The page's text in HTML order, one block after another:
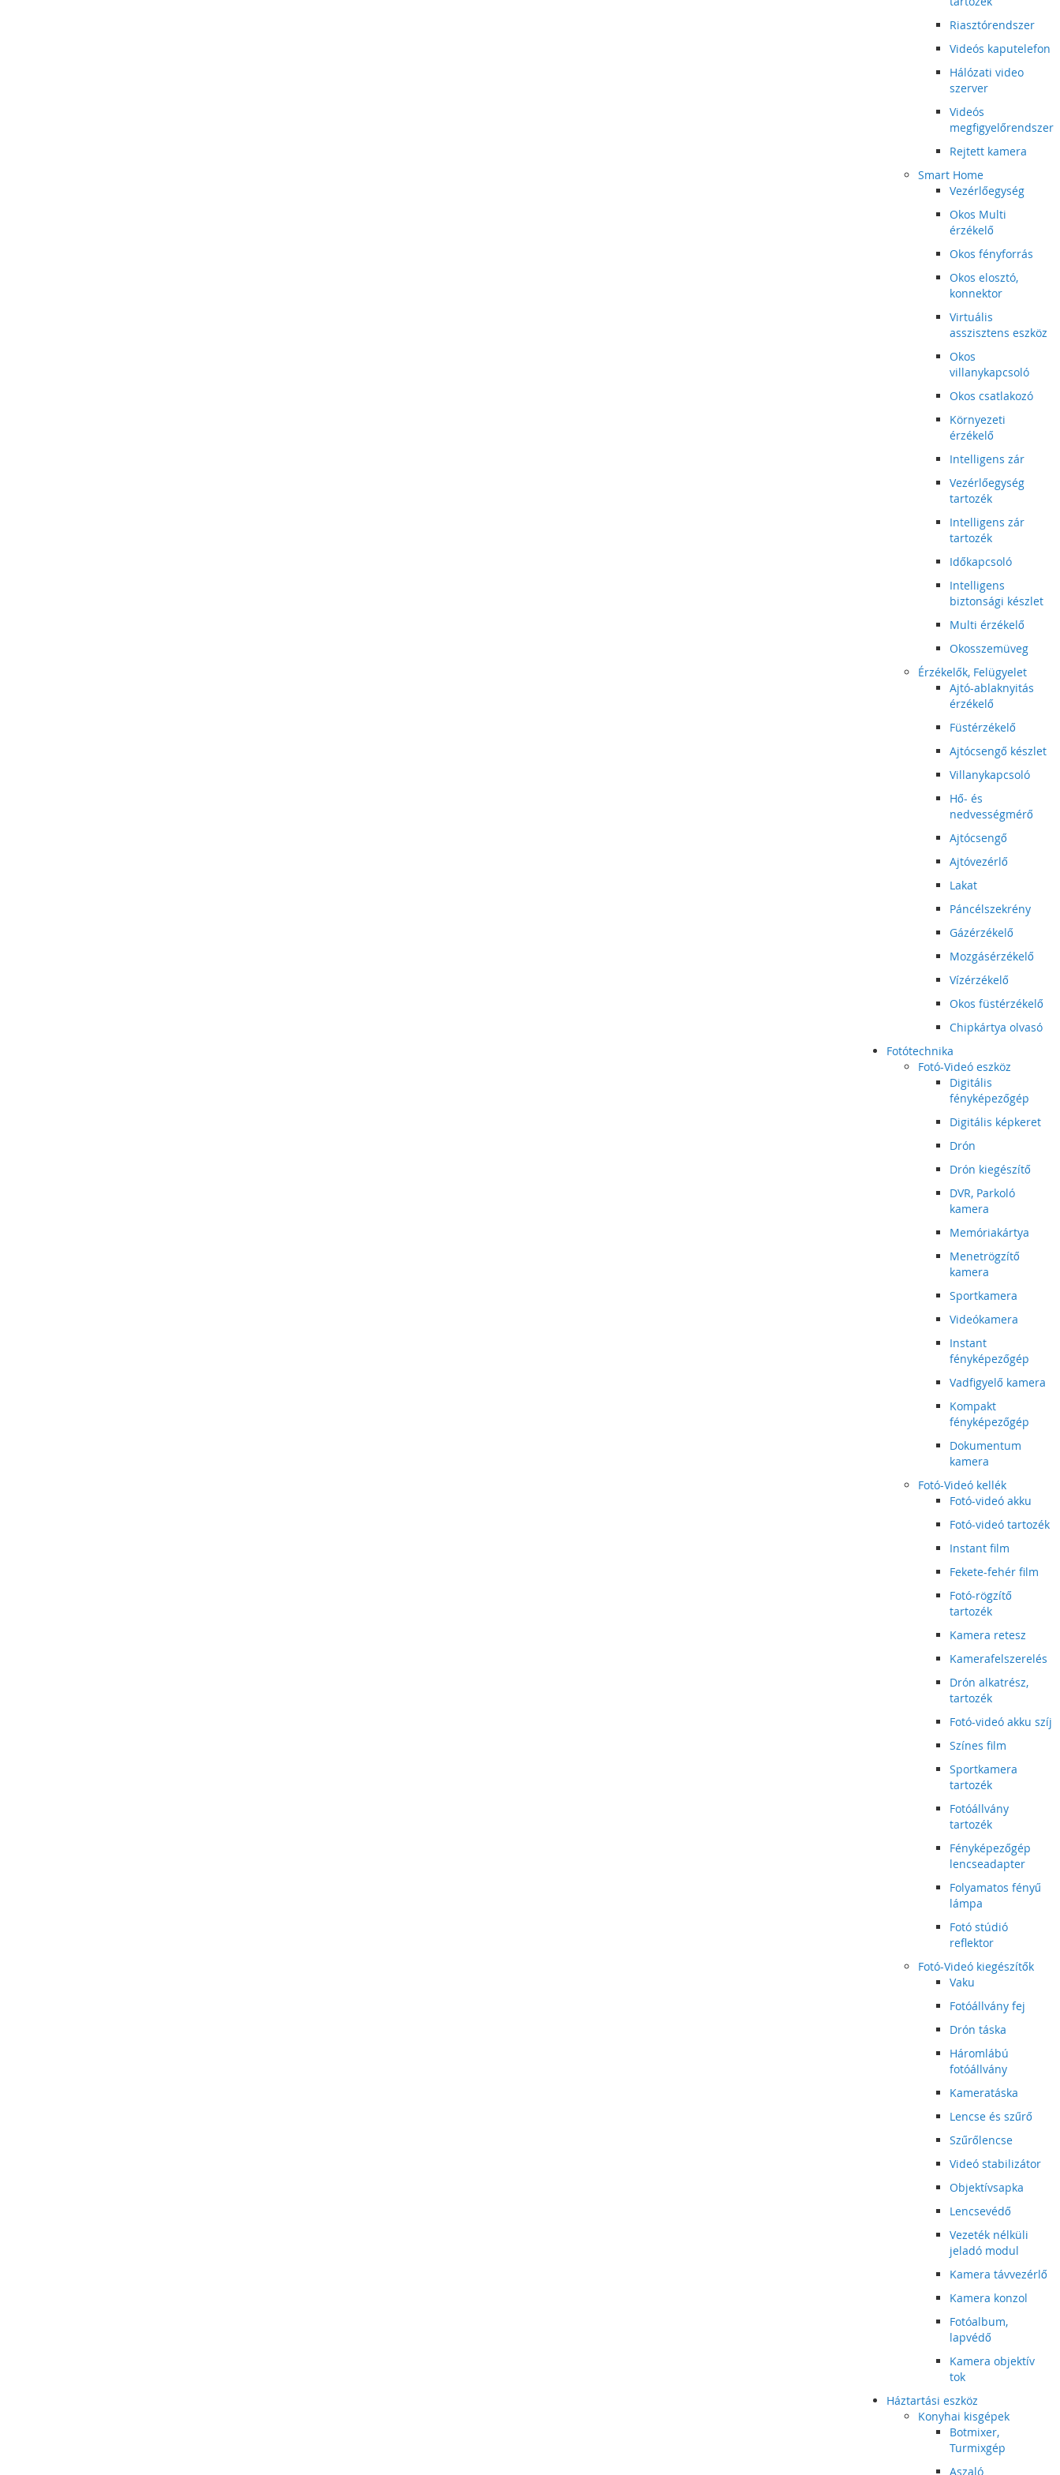
Riasztórendszer
Videós kaputelefon
Hálózati video
szerver
Videós
megfigyelőrendszer
Rejtett kamera
Smart Home
Vezérlőegység
Okos Multi
érzékelő
Okos fényforrás
Okos elosztó,
konnektor
Virtuális
asszisztens eszköz
Okos
villanykapcsoló
Okos csatlakozó
Környezeti
érzékelő
Intelligens zár
Vezérlőegység
tartozék
Intelligens zár
tartozék
Időkapcsoló
Intelligens
biztonsági készlet
Multi érzékelő
Okosszemüveg
Érzékelők, Felügyelet
Ajtó-ablaknyitás
érzékelő
Füstérzékelő
Ajtócsengő készlet
Villanykapcsoló
Hő- és
nedvességmérő
Ajtócsengő
Ajtóvezérlő
Lakat
Páncélszekrény
Gázérzékelő
Mozgásérzékelő
Vízérzékelő
Okos füstérzékelő
Chipkártya olvasó
Fotótechnika
Fotó-Videó eszköz
Digitális
fényképezőgép
Digitális képkeret
Drón
Drón kiegészítő
DVR, Parkoló
kamera
Memóriakártya
Menetrögzítő
kamera
Sportkamera
Videókamera
Instant
fényképezőgép
Vadfigyelő kamera
Kompakt
fényképezőgép
Dokumentum
kamera
Fotó-Videó kellék
Fotó-videó akku
Fotó-videó tartozék
Instant film
Fekete-fehér film
Fotó-rögzítő
tartozék
Kamera retesz
Kamerafelszerelés
Drón alkatrész,
tartozék
Fotó-videó akku szíj
Színes film
Sportkamera
tartozék
Fotóállvány
tartozék
Fényképezőgép
lencseadapter
Folyamatos fényű
lámpa
Fotó stúdió
reflektor
Fotó-Videó kiegészítők
Vaku
Fotóállvány fej
Drón táska
Háromlábú
fotóállvány
Kameratáska
Lencse és szűrő
Szűrőlencse
Videó stabilizátor
Objektívsapka
Lencsevédő
Vezeték nélküli
jeladó modul
Kamera távvezérlő
Kamera konzol
Fotóalbum,
lapvédő
Kamera objektív
tok
Háztartási eszköz
Konyhai kisgépek
Botmixer,
Turmixgép
Aszaló